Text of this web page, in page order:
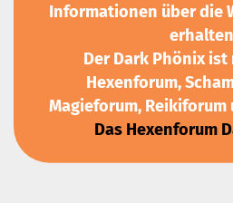
Informationen über die
Der Dark Phönix ist
Hexenforum,
Magieforum, Reikiforum
Das Hexenforum